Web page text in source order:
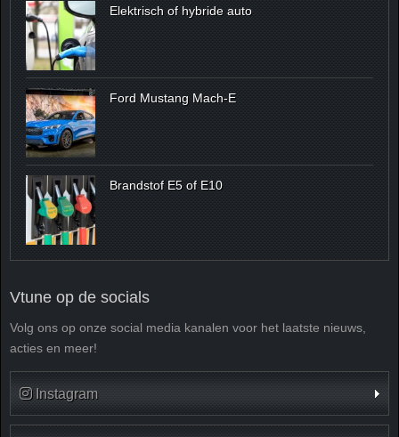
Elektrisch of hybride auto
Ford Mustang Mach-E
Brandstof E5 of E10
Vtune op de socials
Volg ons op onze social media kanalen voor het laatste nieuws,
acties en meer!
Instagram